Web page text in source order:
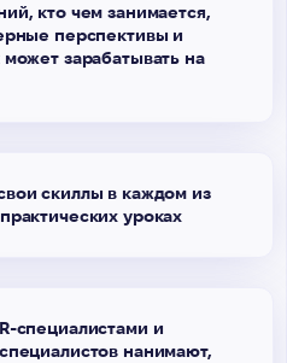
кто чем занимается,
перспективы и
может зарабатывать на
скиллы в каждом из
уроках
специалистами и
нанимают,